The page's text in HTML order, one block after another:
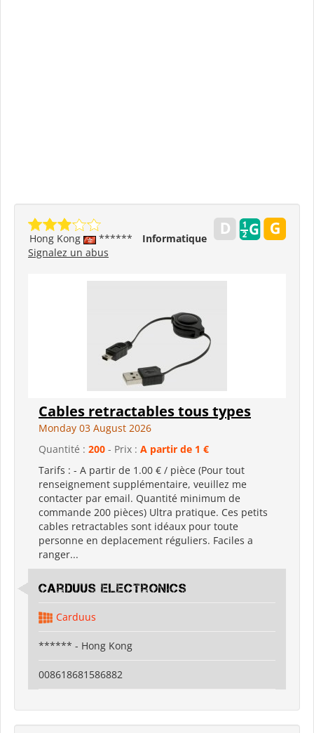
Hong Kong ******
Informatique
Signalez un abus
Cables retractables tous types
Monday 03 August 2026
Quantité : 200 - Prix : A partir de 1 €
Tarifs : - A partir de 1.00 € / pièce (Pour tout
renseignement supplémentaire, veuillez me
contacter par email. Quantité minimum de
commande 200 pièces) Ultra pratique. Ces petits
cables retractables sont idéaux pour toute
personne en deplacement réguliers. Faciles a
ranger...
Carduus Electronics
Carduus
****** - Hong Kong
008618681586882